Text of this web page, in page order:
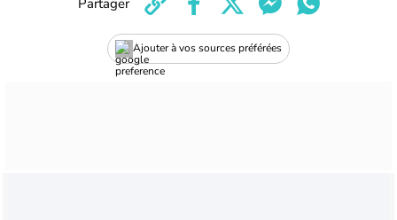
Ajouter à vos sources préférées